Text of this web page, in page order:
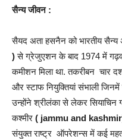
सैन्य जीवन :
सैयद अता हसनैन को भारतीय सैन्य
)से ग्रेजुएशन के बाद 1974 में
कमीशन मिला था. तकरीबन चार
और स्टाफ नियुक्तियां संभाली
उन्होंने श्रीलंका से लेकर
कश्मीर ( jammu and
संयुक्त राष्ट्र ऑपरेशन्स में कई